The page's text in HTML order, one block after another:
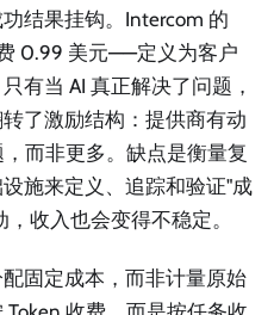
结果挂钩。Intercom 的
0.99 美元——定义为客户
有当 AI 真正解决了问题，
了激励结构：提供商有动
而非更多。缺点是衡量复
施来定义、追踪和验证"成
收入也会变得不稳定。
固定成本，而非计量原始